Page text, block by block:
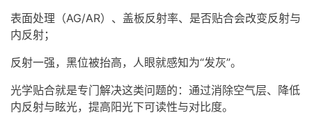
表面处理（AG/AR）、盖板反射率、是否贴合会改变反射与
内反射；
反射一强，黑位被抬高，人眼就感知为“发灰”。
光学贴合就是专门解决这类问题的：通过消除空气层、降低
内反射与眩光，提高阳光下可读性与对比度。